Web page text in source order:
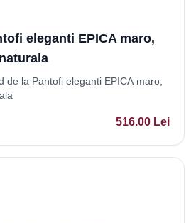
eleganti EPICA maro,
de la Pantofi eleganti EPICA maro,
516.00 Lei